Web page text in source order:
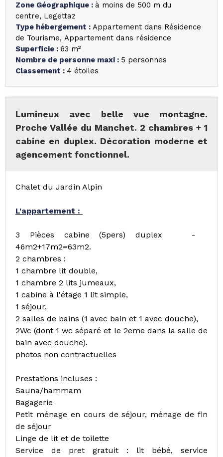
Zone Géographique : à moins de 500 m du
centre
Legettaz
Type hébergement : Appartement dans Résidence
de Tourisme Appartement dans résidence
Superficie : 63 m²
Nombre de personne maxi : 5 personnes
Classement : 4 étoiles
Lumineux avec belle vue montagne.
Proche Vallée du Manchet. 2 chambres + 1
cabine en duplex. Décoration moderne et
agencement fonctionnel.
Chalet du Jardin Alpin
L'appartement :
3 Pièces cabine (5pers) duplex -
46m2+17m2=63m2.
2 chambres :
1 chambre lit double,
1 chambre 2 lits jumeaux,
1 cabine à l'étage 1 lit simple,
1 séjour,
2 salles de bains (1 avec bain et 1 avec douche),
2Wc (dont 1 wc séparé et le 2eme dans la salle de
bain avec douche).
photos non contractuelles
Prestations incluses :
Sauna/hammam
Bagagerie
Petit ménage en cours de séjour, ménage de fin
de séjour
Linge de lit et de toilette
Service de pret gratuit : lit bébé, service